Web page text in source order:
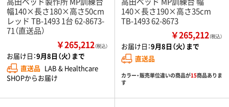
幅140×長さ180×高さ50cm
レッド TB-1493 1台 62-8673-
71（直送品）
￥265,212（税込）
お届け日：9月8日（火）まで
直送品 LAB & Healthcare
SHOPからお届け
140×長さ190×高さ35cm
TB-1493 62-8673
￥265,212（税込）
お届け日：9月8日（火）まで
直送品
カラー・販売単位違いの商品が15商品ありま
す